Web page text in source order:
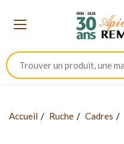
Accueil Ruche Cadres